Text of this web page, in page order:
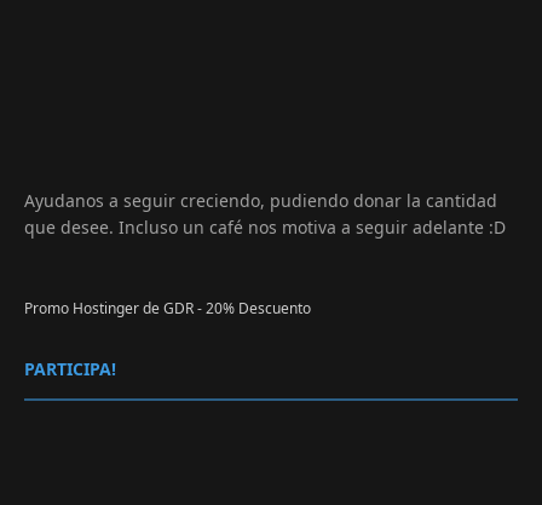
Ayudanos a seguir creciendo, pudiendo donar la cantidad
que desee. Incluso un café nos motiva a seguir adelante :D
Promo Hostinger de GDR - 20% Descuento
PARTICIPA!